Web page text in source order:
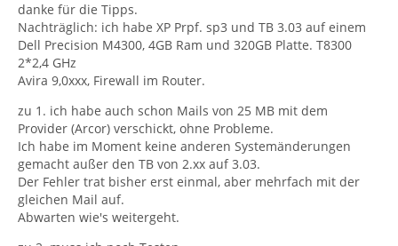
danke für die Tipps.
Nachträglich: ich habe XP Prpf. sp3 und TB 3.03 auf einem
Dell Precision M4300, 4GB Ram und 320GB Platte. T8300
2*2,4 GHz
Avira 9,0xxx, Firewall im Router.
zu 1. ich habe auch schon Mails von 25 MB mit dem
Provider (Arcor) verschickt, ohne Probleme.
Ich habe im Moment keine anderen Systemänderungen
gemacht außer den TB von 2.xx auf 3.03.
Der Fehler trat bisher erst einmal, aber mehrfach mit der
gleichen Mail auf.
Abwarten wie's weitergeht.